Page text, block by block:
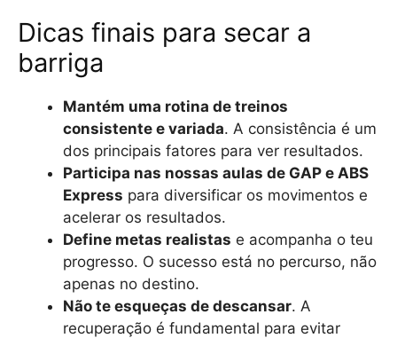
Dicas finais para secar a
barriga
Mantém uma rotina de treinos
consistente e variada. A consistência é um
dos principais fatores para ver resultados.
Participa nas nossas aulas de GAP e ABS
Express para diversificar os movimentos e
acelerar os resultados.
Define metas realistas e acompanha o teu
progresso. O sucesso está no percurso, não
apenas no destino.
Não te esqueças de descansar. A
recuperação é fundamental para evitar